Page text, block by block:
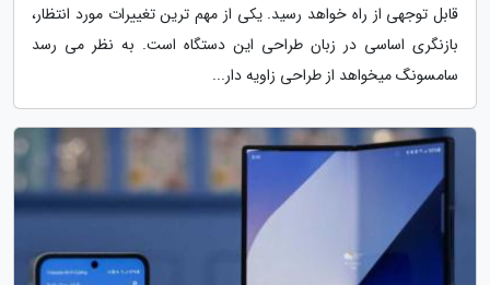
قابل توجهی از راه خواهد رسید. یکی از مهم ترین تغییرات مورد انتظار،
بازنگری اساسی در زبان طراحی این دستگاه است. به نظر می رسد
سامسونگ میخواهد از طراحی زاویه دار...